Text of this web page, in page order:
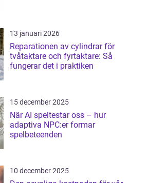
13 januari 2026
Reparationen av cylindrar för
tvåtaktare och fyrtaktare: Så
fungerar det i praktiken
15 december 2025
När AI speltestar oss – hur
adaptiva NPC:er formar
spelbeteenden
10 december 2025